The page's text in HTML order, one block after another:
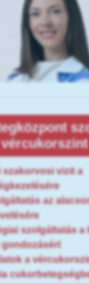
szakorvosi vizit a
az
szolgáltatás a
a